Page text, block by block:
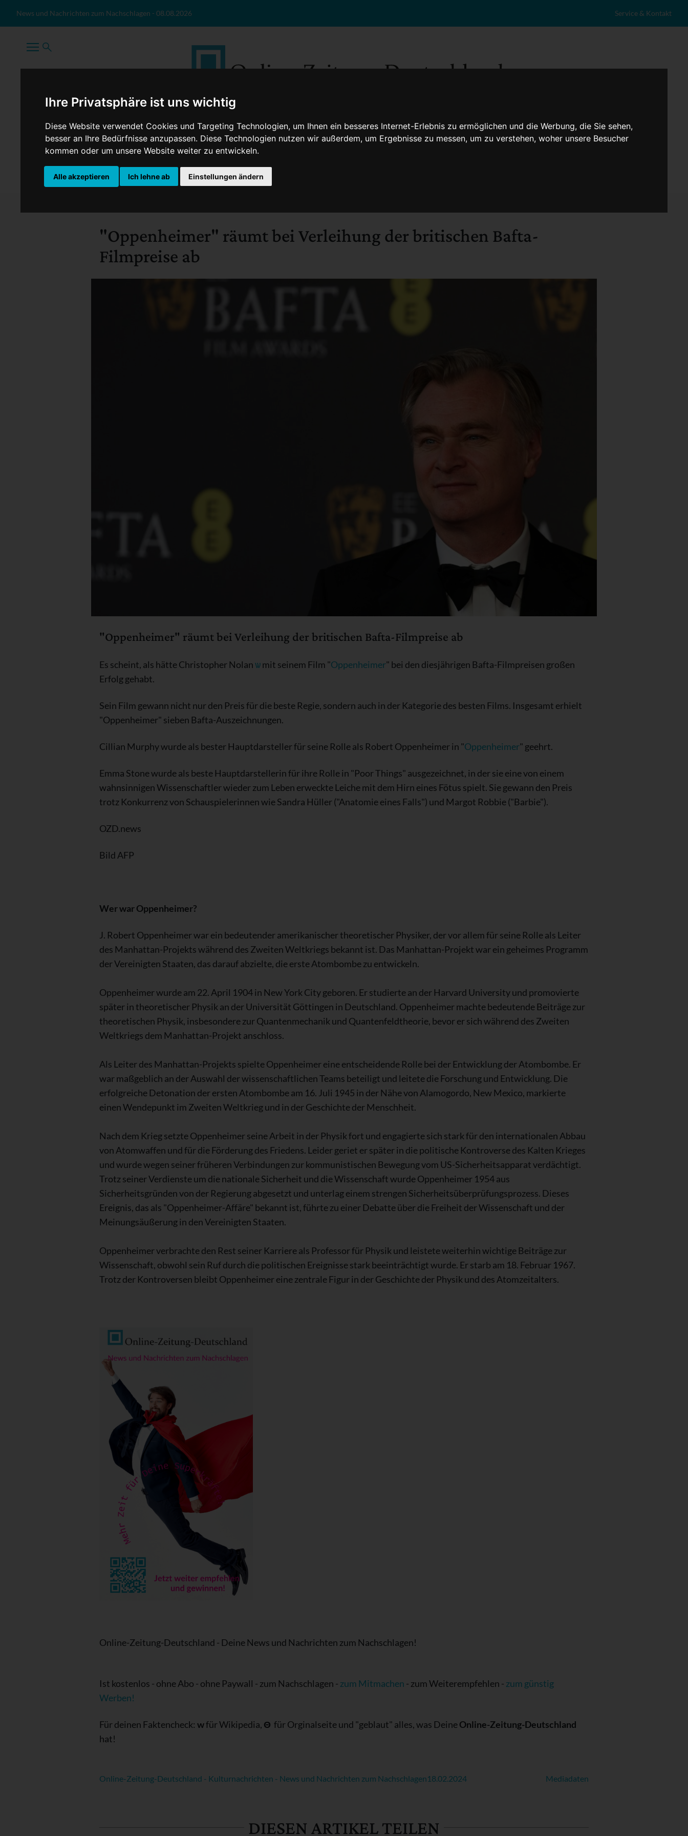
Ihre Privatsphäre ist uns wichtig
Diese Website verwendet Cookies und Targeting Technologien, um Ihnen ein besseres Internet-Erlebnis zu ermöglichen und die Werbung, die Sie sehen,
besser an Ihre Bedürfnisse anzupassen. Diese Technologien nutzen wir außerdem, um Ergebnisse zu messen, um zu verstehen, woher unsere Besucher
kommen oder um unsere Website weiter zu entwickeln.
Alle akzeptieren Ich lehne ab Einstellungen ändern
News und Nachrichten zum Nachschlagen - 08.08.2026 Service & Kontakt
TopNews Politik Sport Wirtschaft Firmennews Gesellschaft
"Oppenheimer" räumt bei Verleihung der britischen Bafta-
Filmpreise ab
"Oppenheimer" räumt bei Verleihung der britischen Bafta-Filmpreise ab
Es scheint, als hätte Christopher Nolanѡmit seinem Film "Oppenheimer" bei den diesjährigen Bafta-Filmpreisen großen
Erfolg gehabt.
Sein Film gewann nicht nur den Preis für die beste Regie, sondern auch in der Kategorie des besten Films. Insgesamt erhielt
"Oppenheimer" sieben Bafta-Auszeichnungen.
Cillian Murphy wurde als bester Hauptdarsteller für seine Rolle als Robert Oppenheimer in "Oppenheimer" geehrt.
Emma Stone wurde als beste Hauptdarstellerin für ihre Rolle in "Poor Things" ausgezeichnet, in der sie eine von einem
wahnsinnigen Wissenschaftler wieder zum Leben erweckte Leiche mit dem Hirn eines Fötus spielt. Sie gewann den Preis
trotz Konkurrenz von Schauspielerinnen wie Sandra Hüller ("Anatomie eines Falls") und Margot Robbie ("Barbie").
OZD.news
Bild AFP
Wer war Oppenheimer?
J. Robert Oppenheimer war ein bedeutender amerikanischer theoretischer Physiker, der vor allem für seine Rolle als Leiter
des Manhattan-Projekts während des Zweiten Weltkriegs bekannt ist. Das Manhattan-Projekt war ein geheimes Programm
der Vereinigten Staaten, das darauf abzielte, die erste Atombombe zu entwickeln.
Oppenheimer wurde am 22. April 1904 in New York City geboren. Er studierte an der Harvard University und promovierte
später in theoretischer Physik an der Universität Göttingen in Deutschland. Oppenheimer machte bedeutende Beiträge zur
theoretischen Physik, insbesondere zur Quantenmechanik und Quantenfeldtheorie, bevor er sich während des Zweiten
Weltkriegs dem Manhattan-Projekt anschloss.
Als Leiter des Manhattan-Projekts spielte Oppenheimer eine entscheidende Rolle bei der Entwicklung der Atombombe. Er
war maßgeblich an der Auswahl der wissenschaftlichen Teams beteiligt und leitete die Forschung und Entwicklung. Die
erfolgreiche Detonation der ersten Atombombe am 16. Juli 1945 in der Nähe von Alamogordo, New Mexico, markierte
einen Wendepunkt im Zweiten Weltkrieg und in der Geschichte der Menschheit.
Nach dem Krieg setzte Oppenheimer seine Arbeit in der Physik fort und engagierte sich stark für den internationalen Abbau
von Atomwaffen und für die Förderung des Friedens. Leider geriet er später in die politische Kontroverse des Kalten Krieges
und wurde wegen seiner früheren Verbindungen zur kommunistischen Bewegung vom US-Sicherheitsapparat verdächtigt.
Trotz seiner Verdienste um die nationale Sicherheit und die Wissenschaft wurde Oppenheimer 1954 aus
Sicherheitsgründen von der Regierung abgesetzt und unterlag einem strengen Sicherheitsüberprüfungsprozess. Dieses
Ereignis, das als "Oppenheimer-Affäre" bekannt ist, führte zu einer Debatte über die Freiheit der Wissenschaft und der
Meinungsäußerung in den Vereinigten Staaten.
Oppenheimer verbrachte den Rest seiner Karriere als Professor für Physik und leistete weiterhin wichtige Beiträge zur
Wissenschaft, obwohl sein Ruf durch die politischen Ereignisse stark beeinträchtigt wurde. Er starb am 18. Februar 1967.
Trotz der Kontroversen bleibt Oppenheimer eine zentrale Figur in der Geschichte der Physik und des Atomzeitalters.
Online-Zeitung-Deutschland - Deine News und Nachrichten zum Nachschlagen!
Ist kostenlos - ohne Abo - ohne Paywall - zum Nachschlagen - zum Mitmachen - zum Weiterempfehlen - zum günstig
Werben!
Für deinen Faktencheck: wfür Wikipedia, Θ für Orginalseite und "geblaut" alles, was DeineOnline-Zeitung-Deutschland
hat!
Online-Zeitung-Deutschland - Kulturnachrichten - News und Nachrichten zum Nachschlagen18.02.2024 Mediadaten
DIESEN ARTIKEL TEILEN